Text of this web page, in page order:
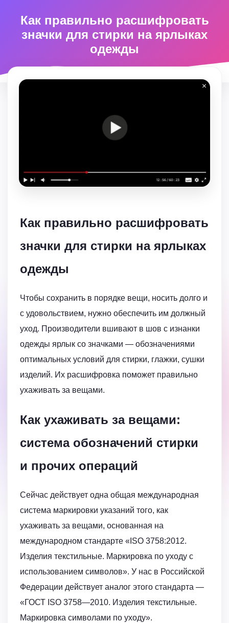
Как правильно расшифровать
значки для стирки на ярлыках
одежды
Как правильно расшифровать
значки для стирки на ярлыках
одежды
Чтобы сохранить в порядке вещи, носить долго и
с удовольствием, нужно обеспечить им должный
уход. Производители вшивают в шов с изнанки
одежды ярлык со значками — обозначениями
оптимальных условий для стирки, глажки, сушки
изделий. Их расшифровка поможет правильно
ухаживать за вещами.
Как ухаживать за вещами:
система обозначений стирки
и прочих операций
Сейчас действует одна общая международная
система маркировки указаний того, как
ухаживать за вещами, основанная на
международном стандарте «ISO 3758:2012.
Изделия текстильные. Маркировка по уходу с
использованием символов». У нас в Российской
Федерации действует аналог этого стандарта —
«ГОСТ ISO 3758—2010. Изделия текстильные.
Маркировка символами по уходу».